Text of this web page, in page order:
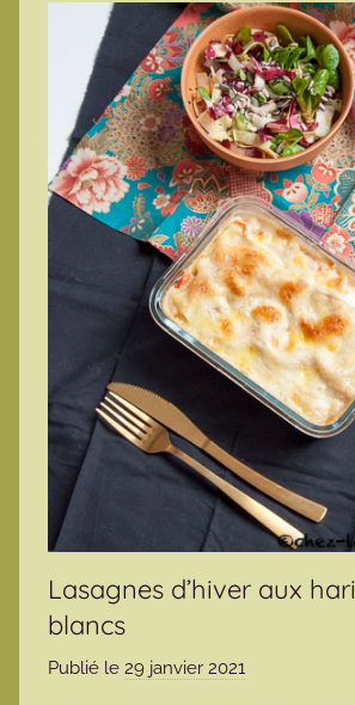
Lasagnes d’hiver aux
blancs
Publié le 29 janvier 2021